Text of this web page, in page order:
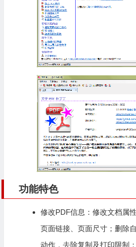
功能特色
修改PDF信息：修改文档属
页面链接、页面尺寸；删除
动作，去除复制及打印限制